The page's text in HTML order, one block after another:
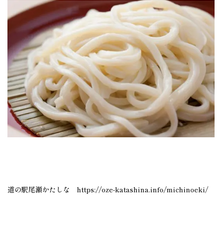
道の駅尾瀬かたしな https://oze-katashina.info/michinoeki/